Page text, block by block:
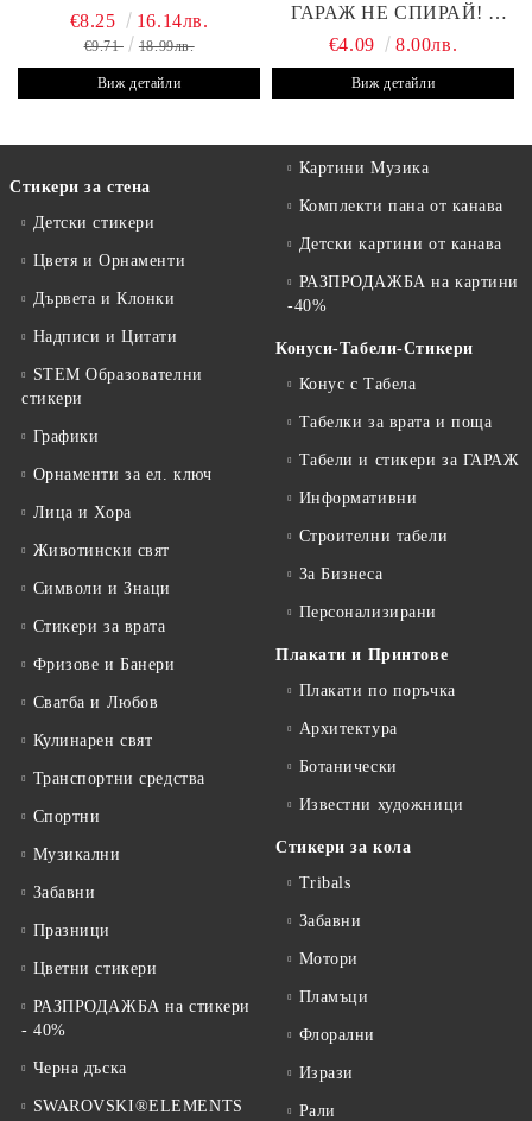
€8.25 16.14лв.
€9.71 18.99лв.
Виж детайли
ГАРАЖ НЕ СПИРАЙ! -
30Х19 СМ
€4.09 8.00лв.
Виж детайли
Стикери за стена
Детски стикери
Цветя и Орнаменти
Дървета и Клонки
Надписи и Цитати
STEM Образователни
стикери
Графики
Орнаменти за ел. ключ
Лица и Хора
Животински свят
Символи и Знаци
Стикери за врата
Фризове и Банери
Сватба и Любов
Кулинарен свят
Транспортни средства
Спортни
Музикални
Забавни
Празници
Цветни стикери
РАЗПРОДАЖБА на стикери
- 40%
Черна дъска
SWAROVSKI®ELEMENTS
Картини Музика
Комплекти пана от канава
Детски картини от канава
РАЗПРОДАЖБА на картини
-40%
Конуси-Табели-Стикери
Конус с Табела
Табелки за врата и поща
Табели и стикери за ГАРАЖ
Информативни
Строителни табели
За Бизнеса
Персонализирани
Плакати и Принтове
Плакати по поръчка
Архитектура
Ботанически
Известни художници
Стикери за кола
Tribals
Забавни
Мотори
Пламъци
Флорални
Изрази
Рали